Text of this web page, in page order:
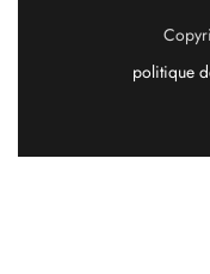
politique